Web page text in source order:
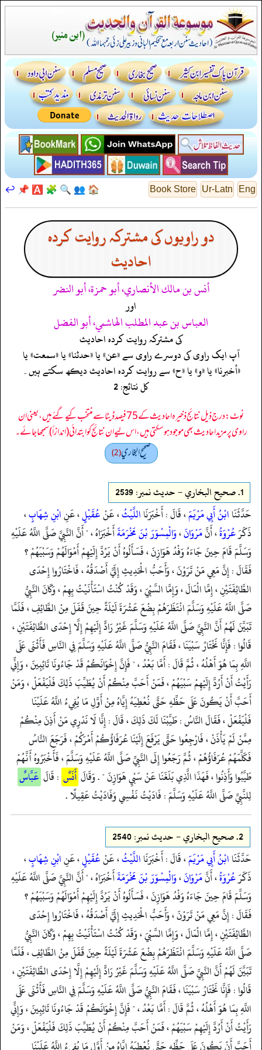
Eng
Ur-Latn
Book Store
🏠
👥
🔍
🧩
🅰️
📌
↩️
دو راویوں کی مشترکہ روایت کردہ
احادیث
أنس بن مالك الأنصاري، أبو حمزة، أبو النضر
اور
العباس بن عبد المطلب الهاشمي، أبو الفضل
کی مشترکہ روایت کردہ احادیث
آپ ایک راوی کی دوسرے راوی سے «عن» یا «حدثنا» یا «سمعت» یا
«أخبرنا» یا «و» یا «ح» سے روایت کردہ احادیث دیکھ سکتے ہیں۔
کل نتائج: 2
نوٹ: درج ذیل نتائج ذخیرہ احادیث کے 75 فیصد ڈیٹا سے منتخب کیے گئے ہیں، یعنی ان
راوی پر مزید احادیث بھی موجود ہو سکتی ہیں، اس لیے ان نتائج کو ابتدائی (اندازاً) سمجھا جائے۔
صحيح البخاري(2)
1. صحيح البخاري - حدیث نمبر: 2539
حَدَّثَنَاابْنُ أَبِي مَرْيَمَ، قَالَ : أَخْبَرَنَااللَّيْثُ، عَنْعُقَيْلٍ، عَنِابْنِ شِهَابٍ،
ذَكَرَعُرْوَةُ، أَنَّمَرْوَانَ،وَالْمِسْوَرَ بْنَ مَخْرَمَةَأَخْبَرَاهُ ، " أَنَّ النَّبِيَّ صَلَّى اللَّهُ عَلَيْهِ
وَسَلَّمَ قَامَ حِينَ جَاءَهُ وَفْدُ هَوَازِنَ ، فَسَأَلُوهُ أَنْ يَرُدَّ إِلَيْهِمْ أَمْوَالَهُمْ وَسَبْيَهُمْ ؟
فَقَالَ : إِنَّ مَعِي مَنْ تَرَوْنَ ، وَأَحَبُّ الْحَدِيثِ إِلَيَّ أَصْدَقُهُ ، فَاخْتَارُوا إِحْدَى
الطَّائِفَتَيْنِ ، إِمَّا الْمَالَ ، وَإِمَّا السَّبْيَ ، وَقَدْ كُنْتُ اسْتَأْنَيْتُ بِهِمْ ، وَكَانَ النَّبِيُّ
صَلَّى اللَّهُ عَلَيْهِ وَسَلَّمَ انْتَظَرَهُمْ بِضْعَ عَشْرَةَ لَيْلَةً حِينَ قَفَلَ مِنْ الطَّائِفِ ، فَلَمَّا
تَبَيَّنَ لَهُمْ أَنَّ النَّبِيَّ صَلَّى اللَّهُ عَلَيْهِ وَسَلَّمَ غَيْرُ رَادٍّ إِلَيْهِمْ إِلَّا إِحْدَى الطَّائِفَتَيْنِ ،
قَالُوا : فَإِنَّا نَخْتَارُ سَبْيَنَا ، فَقَامَ النَّبِيُّ صَلَّى اللَّهُ عَلَيْهِ وَسَلَّمَ فِي النَّاسِ فَأَثْنَى عَلَى
اللَّهِ بِمَا هُوَ أَهْلُهُ ، ثُمَّ قَالَ : أَمَّا بَعْدُ ، " فَإِنَّ إِخْوَانَكُمْ قَدْ جَاءُونَا تَائِبِينَ ، وَإِنِّي
رَأَيْتُ أَنْ أَرُدَّ إِلَيْهِمْ سَبْيَهُمْ ، فَمَنْ أَحَبَّ مِنْكُمْ أَنْ يُطَيِّبَ ذَلِكَ فَلْيَفْعَلْ ، وَمَنْ
أَحَبَّ أَنْ يَكُونَ عَلَى حَظِّهِ حَتَّى نُعْطِيَهُ إِيَّاهُ مِنْ أَوَّلِ مَا يُفِيءُ اللَّهُ عَلَيْنَا
فَلْيَفْعَلْ ، فَقَالَ النَّاسُ : طَيَّبْنَا لَكَ ذَلِكَ ، قَالَ : إِنَّا لَا نَدْرِي مَنْ أَذِنَ مِنْكُمْ
مِمَّنْ لَمْ يَأْذَنْ ، فَارْجِعُوا حَتَّى يَرْفَعَ إِلَيْنَا عُرَفَاؤُكُمْ أَمْرَكُمْ ، فَرَجَعَ النَّاسُ
فَكَلَّمَهُمْ عُرَفَاؤُهُمْ ، ثُمَّ رَجَعُوا إِلَى النَّبِيِّ صَلَّى اللَّهُ عَلَيْهِ وَسَلَّمَ ، فَأَخْبَرُوهُ أَنَّهُمْ
طَيَّبُوا وَأَذِنُوا ، فَهَذَا الَّذِي بَلَغَنَا عَنْ سَبْيِ هَوَازِنَ " . وَقَالَ أَنَسٌ : قَالَ عَبَّاسٌ
لِلنَّبِيِّ صَلَّى اللَّهُ عَلَيْهِ وَسَلَّمَ : فَادَيْتُ نَفْسِي وَفَادَيْتُ عَقِيلًا .
2. صحيح البخاري - حدیث نمبر: 2540
حَدَّثَنَاابْنُ أَبِي مَرْيَمَ، قَالَ : أَخْبَرَنَااللَّيْثُ، عَنْعُقَيْلٍ، عَنِابْنِ شِهَابٍ،
ذَكَرَعُرْوَةُ، أَنَّمَرْوَانَ،وَالْمِسْوَرَ بْنَ مَخْرَمَةَأَخْبَرَاهُ ، " أَنَّ النَّبِيَّ صَلَّى اللَّهُ عَلَيْهِ
وَسَلَّمَ قَامَ حِينَ جَاءَهُ وَفْدُ هَوَازِنَ ، فَسَأَلُوهُ أَنْ يَرُدَّ إِلَيْهِمْ أَمْوَالَهُمْ وَسَبْيَهُمْ ؟
فَقَالَ : إِنَّ مَعِي مَنْ تَرَوْنَ ، وَأَحَبُّ الْحَدِيثِ إِلَيَّ أَصْدَقُهُ ، فَاخْتَارُوا إِحْدَى
الطَّائِفَتَيْنِ ، إِمَّا الْمَالَ ، وَإِمَّا السَّبْيَ ، وَقَدْ كُنْتُ اسْتَأْنَيْتُ بِهِمْ ، وَكَانَ النَّبِيُّ
صَلَّى اللَّهُ عَلَيْهِ وَسَلَّمَ انْتَظَرَهُمْ بِضْعَ عَشْرَةَ لَيْلَةً حِينَ قَفَلَ مِنْ الطَّائِفِ ، فَلَمَّا
تَبَيَّنَ لَهُمْ أَنَّ النَّبِيَّ صَلَّى اللَّهُ عَلَيْهِ وَسَلَّمَ غَيْرُ رَادٍّ إِلَيْهِمْ إِلَّا إِحْدَى الطَّائِفَتَيْنِ ،
قَالُوا : فَإِنَّا نَخْتَارُ سَبْيَنَا ، فَقَامَ النَّبِيُّ صَلَّى اللَّهُ عَلَيْهِ وَسَلَّمَ فِي النَّاسِ فَأَثْنَى عَلَى
اللَّهِ بِمَا هُوَ أَهْلُهُ ، ثُمَّ قَالَ : أَمَّا بَعْدُ ، " فَإِنَّ إِخْوَانَكُمْ قَدْ جَاءُونَا تَائِبِينَ ، وَإِنِّي
رَأَيْتُ أَنْ أَرُدَّ إِلَيْهِمْ سَبْيَهُمْ ، فَمَنْ أَحَبَّ مِنْكُمْ أَنْ يُطَيِّبَ ذَلِكَ فَلْيَفْعَلْ ، وَمَنْ